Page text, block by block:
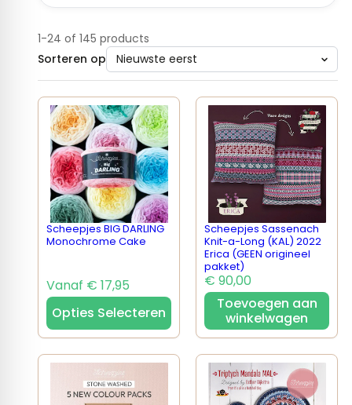
1-24 of 145 products
Sorteren op
Scheepjes BIG DARLING
Monochrome Cake
Vanaf € 17,95
Opties Selecteren
Scheepjes Sassenach
Knit-a-Long (KAL) 2022
Erica (GEEN origineel
pakket)
€ 90,00
Toevoegen aan
winkelwagen